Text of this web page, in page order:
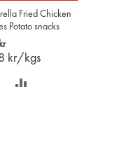
Fried Chicken
Potato snacks
kr/kgs